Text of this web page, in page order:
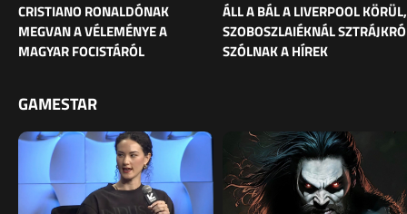
CRISTIANO RONALDÓNAK
MEGVAN A VÉLEMÉNYE A
MAGYAR FOCISTÁRÓL
ÁLL A BÁL A LIVERPOOL KÖRÜL,
SZOBOSZLAIÉKNÁL
SZÓLNAK A HÍREK
GAMESTAR